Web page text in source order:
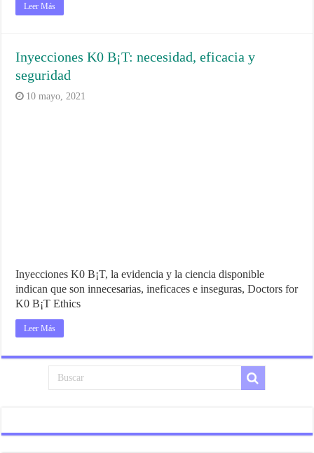
Leer Más
Inyecciones K0 B¡T: necesidad, eficacia y
seguridad
10 mayo, 2021
Inyecciones K0 B¡T, la evidencia y la ciencia disponible
indican que son innecesarias, ineficaces e inseguras, Doctors for
K0 B¡T Ethics
Leer Más